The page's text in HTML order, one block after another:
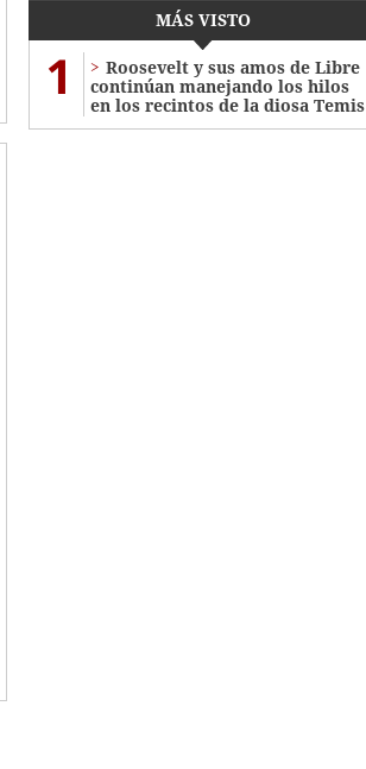
MÁS VISTO
1
Roosevelt y sus amos de Libre
continúan manejando los hilos
en los recintos de la diosa Temis